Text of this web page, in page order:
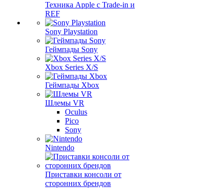
Техника Apple с Trade-in и
REF
Sony Playstation
Геймпады Sony
Xbox Series X/S
Геймпады Xbox
Шлемы VR
Oculus
Pico
Sony
Nintendo
Приставки консоли от
сторонних брендов